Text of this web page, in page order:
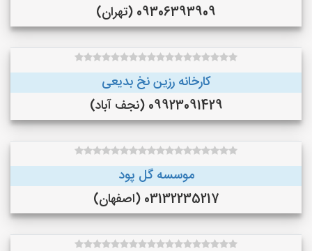
09306393909 (تهران)
کارخانه رزین نخ بدیعی
09923091429 (نجف‌ آباد)
موسسه گل پود
03132235217 (اصفهان)